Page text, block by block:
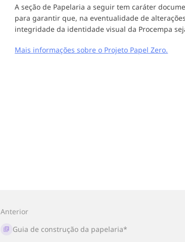
A seção de Papelaria a seguir tem caráter
para garantir que, na eventualidade de
integridade da identidade visual da Procempa
Mais informações sobre o Projeto Papel Zero.
Anterior
Guia de construção da papelaria*